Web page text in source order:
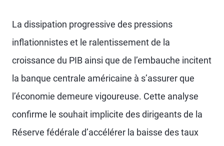
La dissipation progressive des pressions
inflationnistes et le ralentissement de la
croissance du PIB ainsi que de l’embauche incitent
la banque centrale américaine à s’assurer que
l’économie demeure vigoureuse. Cette analyse
confirme le souhait implicite des dirigeants de la
Réserve fédérale d’accélérer la baisse des taux